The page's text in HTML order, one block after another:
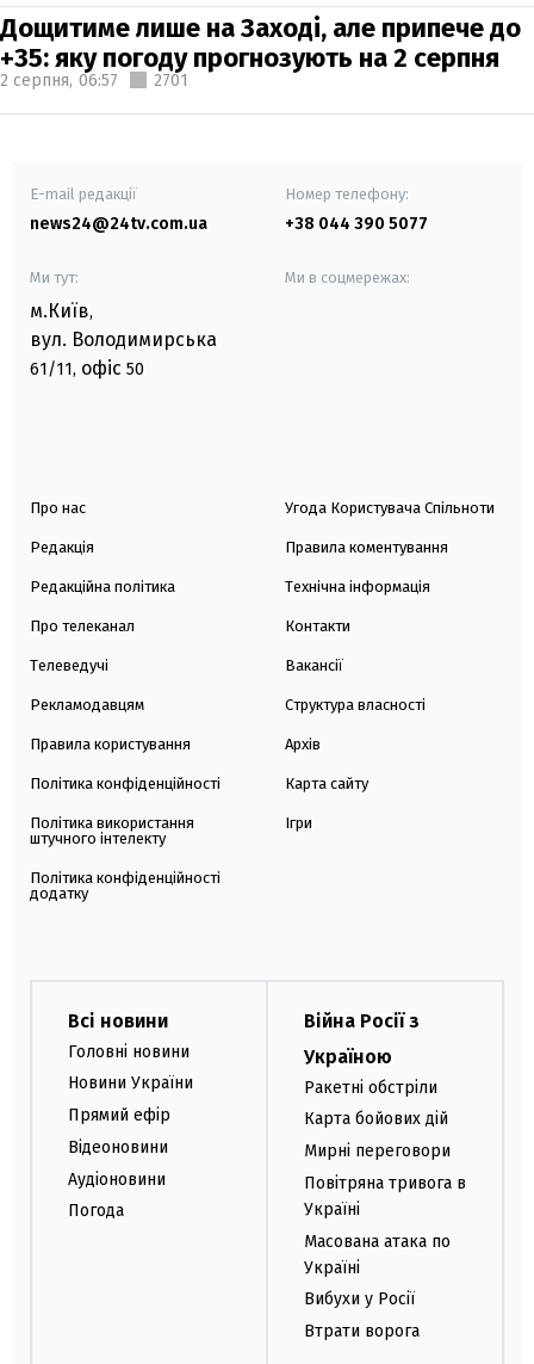
Дощитиме лише на Заході, але припече до
+35: яку погоду прогнозують на 2 серпня
2 серпня, 06:57 2701
E-mail редакції
news24@24tv.com.ua
Номер телефону:
+38 044 390 5077
Ми тут:
м.Київ,
вул. Володимирська
61/11, офіс 50
Ми в соцмережах:
Про нас
Редакція
Редакційна політика
Про телеканал
Телеведучі
Рекламодавцям
Правила користування
Політика конфіденційності
Політика використання
штучного інтелекту
Політика конфіденційності
додатку
Угода Користувача Спільноти
Правила коментування
Технічна інформація
Контакти
Вакансії
Структура власності
Архів
Карта сайту
Ігри
Всі новини
Головні новини
Новини України
Прямий ефір
Відеоновини
Аудіоновини
Погода
Війна Росії з
Україною
Ракетні обстріли
Карта бойових дій
Мирні переговори
Повітряна тривога в
Україні
Масована атака по
Україні
Вибухи у Росії
Втрати ворога